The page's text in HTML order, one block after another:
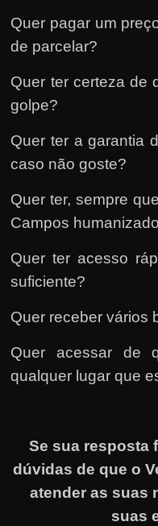
Quer pagar um
de parcelar?
Quer ter certeza de
golpe?
Quer ter a garantia
caso não goste?
Quer ter, sempre
Campos
Quer ter acesso
suficiente?
Quer receber vários
Quer acessar de
qualquer lugar que
Se sua resposta
dúvidas de que o
atender as suas
suas